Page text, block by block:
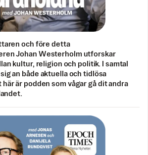
och före detta
Johan Westerholm utforskar
kultur, religion och politik. I samtal
an både aktuella och tidlösa
är podden som vågar gå dit andra